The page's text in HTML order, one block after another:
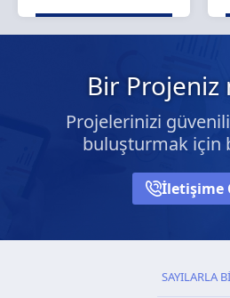
Bir Projeniz
Projelerinizi
buluşturmak için
İletişime
SAYILARLA